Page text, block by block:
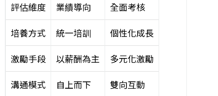
評估維度 業績導向 全面考核
培養方式 統一培訓 個性化成長
激勵手段 以薪酬為主 多元化激勵
溝通模式 自上而下 雙向互動